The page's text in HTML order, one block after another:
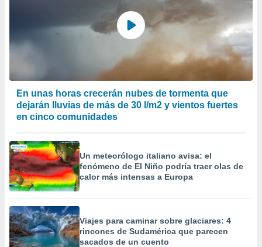
En unas horas crecerán nubes de tormenta que
dejarán lluvias de más de 30 l/m2 y vientos fuertes
en cinco comunidades
Un meteorólogo italiano avisa: el
fenómeno de El Niño podría traer olas de
calor más intensas a Europa
Viajes para caminar sobre glaciares: 4
rincones de Sudamérica que parecen
sacados de un cuento